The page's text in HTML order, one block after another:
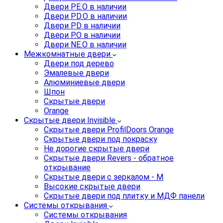
Двери PE.O в наличии
Двери PD.O в наличии
Двери PD в наличии
Двери P.O в наличии
Двери NE.O в наличии
Межкомнатные двери
Двери под дерево
Эмалевые двери
Алюминиевые двери
Шпон
Скрытые двери
Orange
Скрытые двери Invisible
Скрытые двери ProfilDoors Orange
Скрытые двери под покраску
Не дорогие скрытые двери
Скрытые двери Revers - обратное
открывание
Скрытые двери с зеркалом - M
Высокие скрытые двери
Скрытые двери под плитку и МДФ панели
Системы открывания
Системы открывания